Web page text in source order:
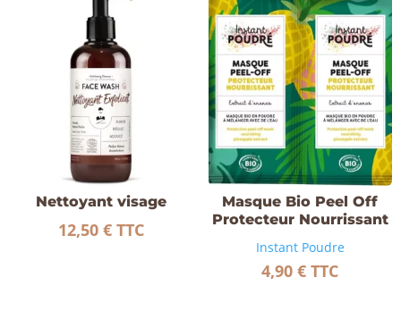
Nettoyant visage
12,50 € TTC
Masque Bio Peel Off
Protecteur Nourrissant
Instant Poudre
4,90€ TTC